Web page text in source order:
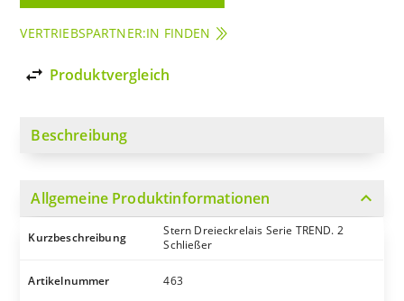
VERTRIEBSPARTNER:IN FINDEN
import_export Produktvergleich
Beschreibung
Allgemeine Produktinformationen expand_more
Kurzbeschreibung
Stern Dreieckrelais Serie TREND. 2
Schließer
Artikelnummer 463